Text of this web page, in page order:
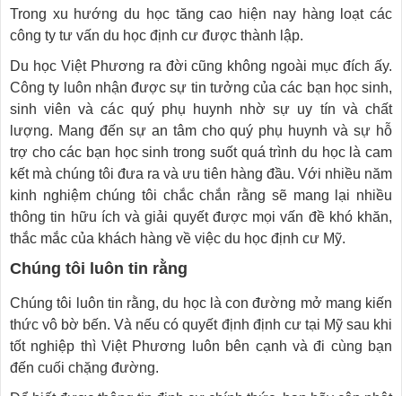
Trong xu hướng du học tăng cao hiện nay hàng loạt các
công ty tư vấn du học định cư được thành lập.
Du học Việt Phương ra đời cũng không ngoài mục đích ấy.
Công ty luôn nhận được sự tin tưởng của các bạn học sinh,
sinh viên và các quý phụ huynh nhờ sự uy tín và chất
lượng. Mang đến sự an tâm cho quý phụ huynh và sự hỗ
trợ cho các bạn học sinh trong suốt quá trình du học là cam
kết mà chúng tôi đưa ra và ưu tiên hàng đầu. Với nhiều năm
kinh nghiệm chúng tôi chắc chắn rằng sẽ mang lại nhiều
thông tin hữu ích và giải quyết được mọi vấn đề khó khăn,
thắc mắc của khách hàng về việc du học định cư Mỹ.
Chúng tôi luôn tin rằng
Chúng tôi luôn tin rằng, du học là con đường mở mang kiến
thức vô bờ bến. Và nếu có quyết định định cư tại Mỹ sau khi
tốt nghiệp thì Việt Phương luôn bên cạnh và đi cùng bạn
đến cuối chặng đường.